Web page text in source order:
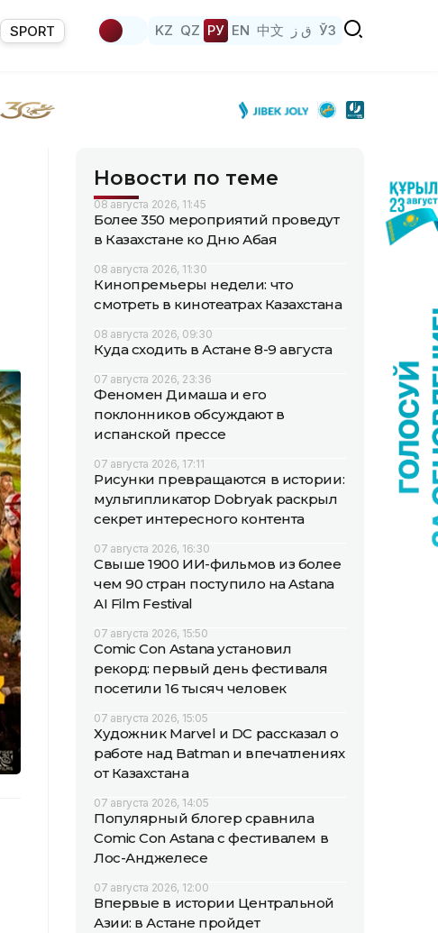
SPORT KZ QZ РУ EN 中文 ق ز ЎЗ
Новости по теме
08 августа 2026, 11:45
Более 350 мероприятий проведут
в Казахстане ко Дню Абая
08 августа 2026, 11:30
Кинопремьеры недели: что
смотреть в кинотеатрах Казахстана
08 августа 2026, 09:30
Куда сходить в Астане 8-9 августа
07 августа 2026, 23:36
Феномен Димаша и его
поклонников обсуждают в
испанской прессе
07 августа 2026, 17:11
Рисунки превращаются в истории:
мультипликатор Dobryak раскрыл
секрет интересного контента
07 августа 2026, 16:30
Свыше 1900 ИИ-фильмов из более
чем 90 стран поступило на Astana
AI Film Festival
07 августа 2026, 15:50
Comic Con Astana установил
рекорд: первый день фестиваля
посетили 16 тысяч человек
07 августа 2026, 15:05
Художник Marvel и DC рассказал о
работе над Batman и впечатлениях
от Казахстана
07 августа 2026, 14:05
Популярный блогер сравнила
Comic Con Astana с фестивалем в
Лос-Анджелесе
07 августа 2026, 12:00
Впервые в истории Центральной
Азии: в Астане пройдет